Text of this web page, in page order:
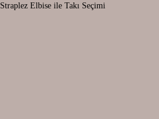
Straplez Elbise ile Takı Seçimi